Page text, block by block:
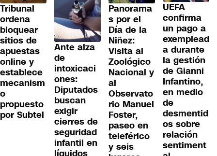
Tribunal
ordena
bloquear
sitios de
apuestas
online y
establece
mecanism
o
propuesto
por Subtel
Ante alza
de
intoxicaci
ones:
Diputados
buscan
exigir
cierres de
seguridad
infantil en
Panorama
s por el
Día de la
Niñez:
Visita al
Zoológico
Nacional y
al
Observato
rio Manuel
Foster,
paseo en
teleférico
y seis
UEFA
confirma
un pago a
exemplead
a durante
la gestión
de Gianni
Infantino,
en medio
de
desmentid
os sobre
relación
sentiment